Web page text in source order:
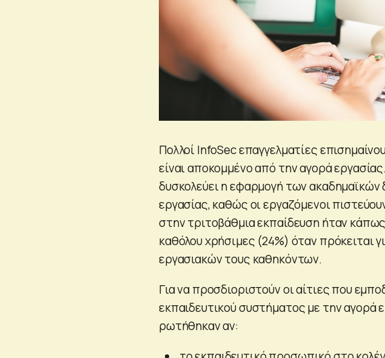
Πολλοί InfoSec επαγγελματίες
είναι αποκομμένο από την αγορά
δυσκολεύει η εφαρμογή των
εργασίας, καθώς οι εργαζόμενοι
στην τριτοβάθμια εκπαίδευση ήταν
καθόλου χρήσιμες (24%) όταν πρόκειται
εργασιακών τους καθηκόντων.
Για να προσδιοριστούν οι αίτιες που
εκπαιδευτικού συστήματος με την αγορά
ρωτήθηκαν αν: